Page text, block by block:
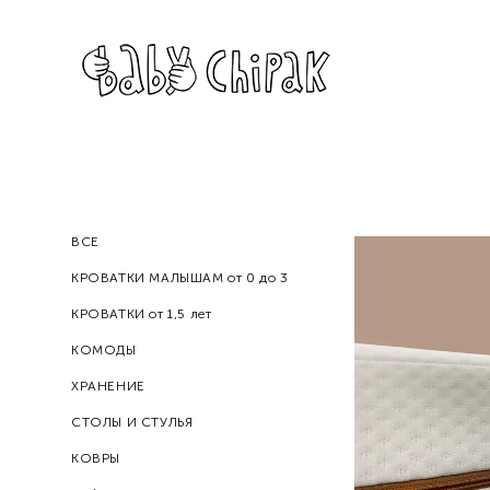
ВСЕ
КРОВАТКИ МАЛЫШАМ от 0 до 3
КРОВАТКИ от 1,5 лет
КОМОДЫ
ХРАНЕНИЕ
СТОЛЫ И СТУЛЬЯ
КОВРЫ